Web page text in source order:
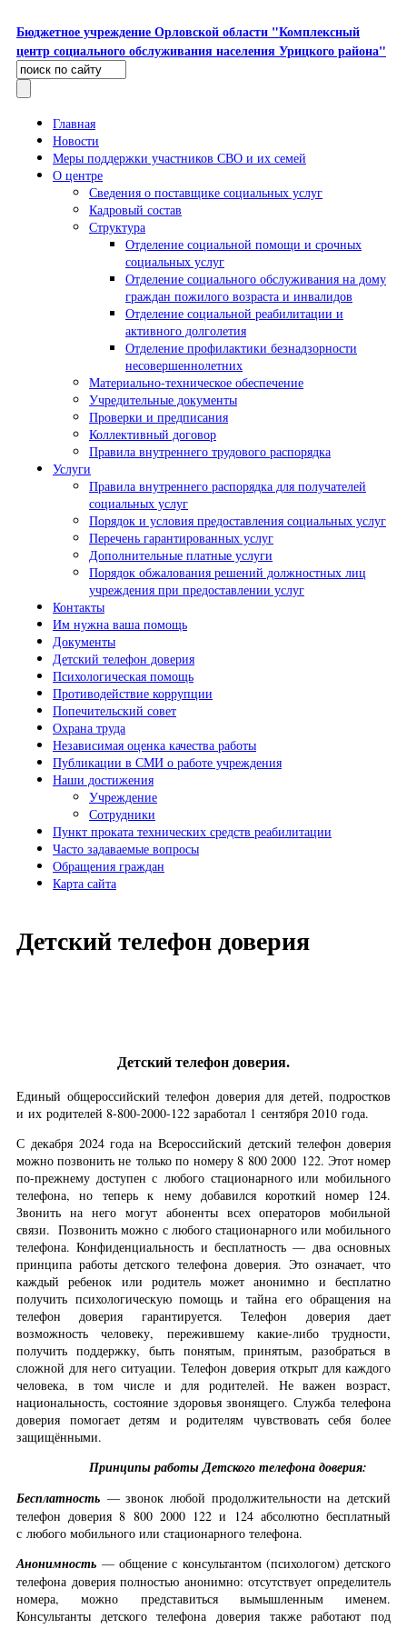
Бюджетное учреждение Орловской области "Комплексный
центр социального обслуживания населения Урицкого района"
Форма поиска
Поиск
Главная
Новости
Меры поддержки участников СВО и их семей
О центре
Сведения о поставщике социальных услуг
Кадровый состав
Структура
Отделение социальной помощи и срочных
социальных услуг
Отделение социального обслуживания на дому
граждан пожилого возраста и инвалидов
Отделение социальной реабилитации и
активного долголетия
Отделение профилактики безнадзорности
несовершеннолетних
Материально-техническое обеспечение
Учредительные документы
Проверки и предписания
Коллективный договор
Правила внутреннего трудового распорядка
Услуги
Правила внутреннего распорядка для получателей
социальных услуг
Порядок и условия предоставления социальных услуг
Перечень гарантированных услуг
Дополнительные платные услуги
Порядок обжалования решений должностных лиц
учреждения при предоставлении услуг
Контакты
Им нужна ваша помощь
Документы
Детский телефон доверия
Психологическая помощь
Противодействие коррупции
Попечительский совет
Охрана труда
Независимая оценка качества работы
Публикации в СМИ о работе учреждения
Наши достижения
Учреждение
Сотрудники
Пункт проката технических средств реабилитации
Часто задаваемые вопросы
Обращения граждан
Карта сайта
Детский телефон доверия
Детский телефон доверия.
Единый общероссийский телефон доверия для детей, подростков
и их родителей 8-800-2000-122 заработал 1 сентября 2010 года.
С декабря 2024 года на Всероссийский детский телефон доверия
можно позвонить не только по номеру 8 800 2000 122. Этот номер
по-прежнему доступен с любого стационарного или мобильного
телефона, но теперь к нему добавился короткий номер 124.
Звонить на него могут абоненты всех операторов мобильной
связи. Позвонить можно с любого стационарного или мобильного
телефона. Конфиденциальность и бесплатность — два основных
принципа работы детского телефона доверия. Это означает, что
каждый ребенок или родитель может анонимно и бесплатно
получить психологическую помощь и тайна его обращения на
телефон доверия гарантируется. Телефон доверия дает
возможность человеку, пережившему какие-либо трудности,
получить поддержку, быть понятым, принятым, разобраться в
сложной для него ситуации. Телефон доверия открыт для каждого
человека, в том числе и для родителей. Не важен возраст,
национальность, состояние здоровья звонящего. Служба телефона
доверия помогает детям и родителям чувствовать себя более
защищёнными.
Принципы работы Детского телефона доверия:
Бесплатность — звонок любой продолжительности на детский
телефон доверия 8 800 2000 122 и 124 абсолютно бесплатный
с любого мобильного или стационарного телефона.
Анонимность — общение с консультантом (психологом) детского
телефона доверия полностью анонимно: отсутствует определитель
номера, можно представиться вымышленным именем.
Консультанты детского телефона доверия также работают под